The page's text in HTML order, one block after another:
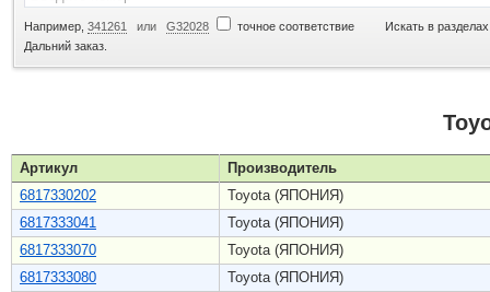
Например, 341261 или G32028 точное соответствие
Искать в
Дальний заказ.
Артикул
Производитель
6817330202
Toyota (ЯПОНИЯ)
6817333041
Toyota (ЯПОНИЯ)
6817333070
Toyota (ЯПОНИЯ)
6817333080
Toyota (ЯПОНИЯ)